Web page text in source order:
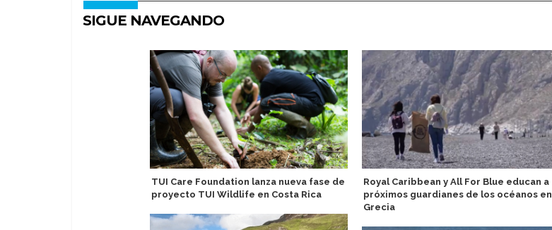
SIGUE NAVEGANDO
TUI Care Foundation lanza nueva fase de
proyecto TUI Wildlife en Costa Rica
Royal Caribbean y All For Blue educan a
próximos guardianes de los océanos en
Grecia